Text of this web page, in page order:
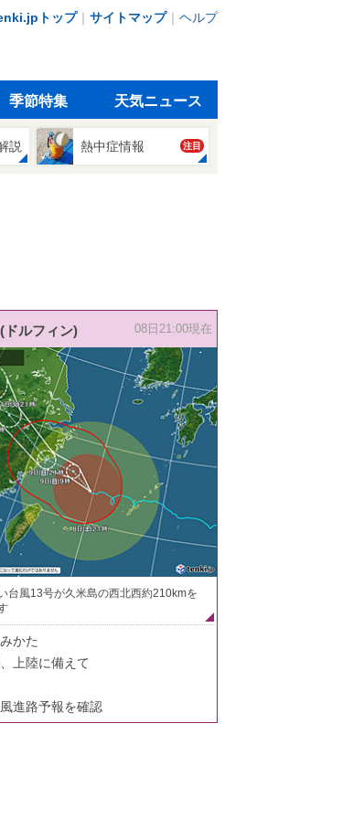
トップ｜ サイトマップ｜ ヘルプ
季節特集 天気ニュース
説 熱中症情報 注目
(ドルフィン) 08日21:00現在
台風13号が久米島の西北西約210kmを
かた
上陸に備えて
進路予報を確認